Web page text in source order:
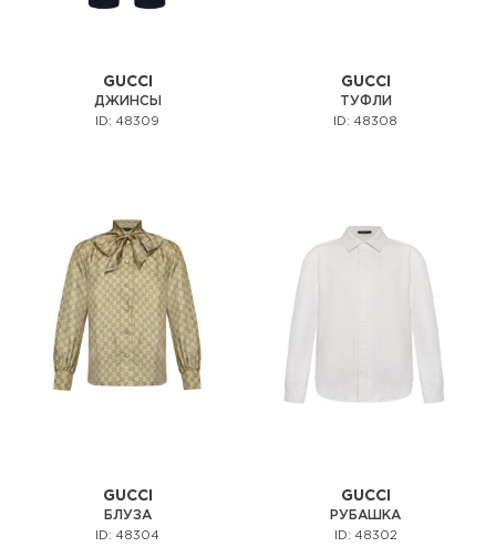
GUCCI
ДЖИНСЫ
ID: 48309
GUCCI
ТУФЛИ
ID: 48308
GUCCI
БЛУЗА
ID: 48304
GUCCI
РУБАШКА
ID: 48302